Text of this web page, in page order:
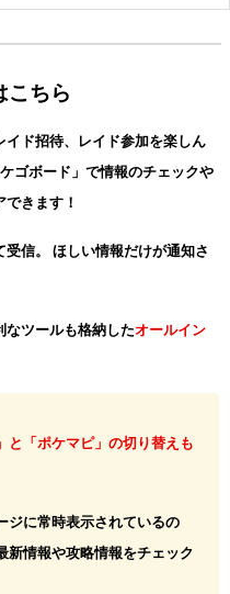
こちら
イド招待、レイド参加を楽しん
ゴボード」で情報のチェックや
きます！
受信。 ほしい情報だけが通知さ
なツールも格納したオールイン
と「ポケマピ」の切り替えも
ジに常時表示されているの
新情報や攻略情報をチェック